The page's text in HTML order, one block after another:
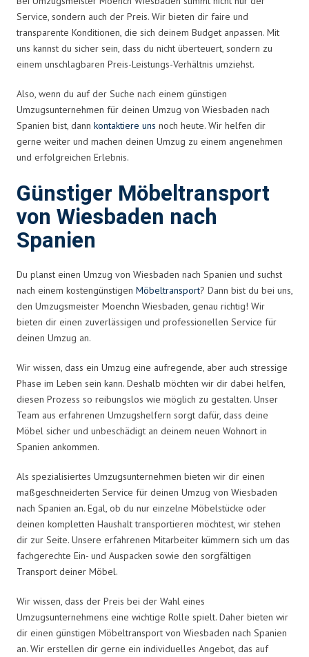
Service, sondern auch der Preis. Wir bieten dir faire und
transparente Konditionen, die sich deinem Budget anpassen. Mit
uns kannst du sicher sein, dass du nicht überteuert, sondern zu
einem unschlagbaren Preis-Leistungs-Verhältnis umziehst.
Also, wenn du auf der Suche nach einem günstigen
Umzugsunternehmen für deinen Umzug von Wiesbaden nach
Spanien bist, dann kontaktiere uns noch heute. Wir helfen dir
gerne weiter und machen deinen Umzug zu einem angenehmen
und erfolgreichen Erlebnis.
Günstiger Möbeltransport
von Wiesbaden nach
Spanien
Du planst einen Umzug von Wiesbaden nach Spanien und suchst
nach einem kostengünstigen Möbeltransport? Dann bist du bei uns,
den Umzugsmeister Moenchn Wiesbaden, genau richtig! Wir
bieten dir einen zuverlässigen und professionellen Service für
deinen Umzug an.
Wir wissen, dass ein Umzug eine aufregende, aber auch stressige
Phase im Leben sein kann. Deshalb möchten wir dir dabei helfen,
diesen Prozess so reibungslos wie möglich zu gestalten. Unser
Team aus erfahrenen Umzugshelfern sorgt dafür, dass deine
Möbel sicher und unbeschädigt an deinem neuen Wohnort in
Spanien ankommen.
Als spezialisiertes Umzugsunternehmen bieten wir dir einen
maßgeschneiderten Service für deinen Umzug von Wiesbaden
nach Spanien an. Egal, ob du nur einzelne Möbelstücke oder
deinen kompletten Haushalt transportieren möchtest, wir stehen
dir zur Seite. Unsere erfahrenen Mitarbeiter kümmern sich um das
fachgerechte Ein- und Auspacken sowie den sorgfältigen
Transport deiner Möbel.
Wir wissen, dass der Preis bei der Wahl eines
Umzugsunternehmens eine wichtige Rolle spielt. Daher bieten wir
dir einen günstigen Möbeltransport von Wiesbaden nach Spanien
an. Wir erstellen dir gerne ein individuelles Angebot, das auf